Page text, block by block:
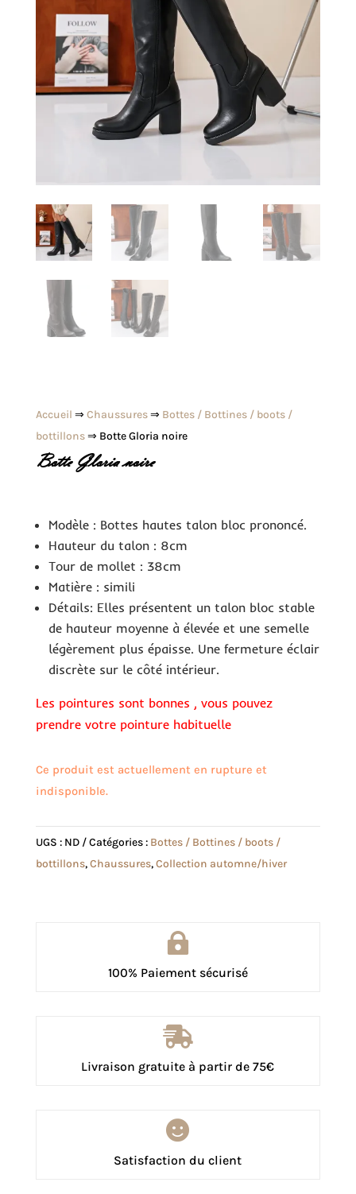
Accueil ⇒ Chaussures⇒ Bottes / Bottines / boots /
bottillons⇒ Botte Gloria noire
Botte Gloria noire
Modèle : Bottes hautes talon bloc prononcé.
Hauteur du talon : 8cm
Tour de mollet : 38cm
Matière : simili
Détails: Elles présentent un talon bloc stable
de hauteur moyenne à élevée et une semelle
légèrement plus épaisse. Une fermeture éclair
discrète sur le côté intérieur.
Les pointures sont bonnes , vous pouvez
prendre votre pointure habituelle
Ce produit est actuellement en rupture et
indisponible.
UGS : ND Catégories : Bottes / Bottines / boots /
bottillons,Chaussures,Collection automne/hiver

100% Paiement sécurisé

Livraison gratuite à partir de 75€

Satisfaction du client